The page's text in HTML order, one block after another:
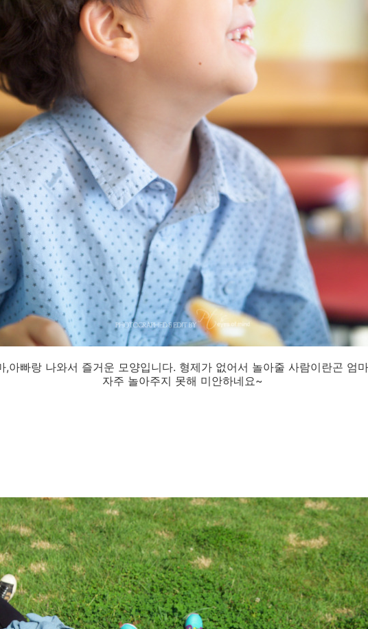
,아빠랑 나와서 즐거운 모양입니다. 형제가 없어서 놀아줄 사람이란곤 엄
자주 놀아주지 못해 미안하네요~